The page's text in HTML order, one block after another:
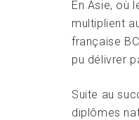
En Asie, où
multiplient
française
pu délivrer
Suite au
diplômes